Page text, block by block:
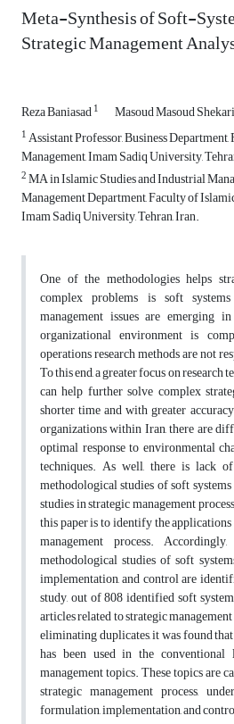
Meta-Synthesis of Soft-
Strategic Management
Reza Baniasad1 Masoud Masoud
1Assistant Professor, Business
Management, Imam Sadiq University,
2MA in Islamic Studies and Industrial
Management Department, Faculty of
Imam Sadiq University, Tehran, Iran.
One of the methodologies helps
complex problems is soft
management issues are emerging
organizational environment is
operations research methods are not
To this end, a greater focus on research
can help further solve complex
shorter time and with greater
organizations within Iran, there are
optimal response to environmental
techniques. As well, there is lack
methodological studies of soft
studies in strategic management
this paper is to identify the
management process.
methodological studies of soft
implementation, and control are
study, out of 808 identified soft
articles related to strategic
eliminating duplicates, it was found
has been used in the
management topics. These topics are
strategic management process,
formulation, implementation, and